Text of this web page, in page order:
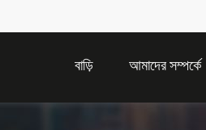
বাড়ি আমাদের সম্পর্কে